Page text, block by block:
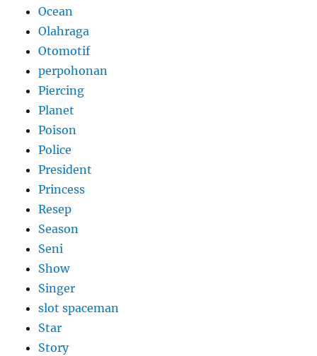
Ocean
Olahraga
Otomotif
perpohonan
Piercing
Planet
Poison
Police
President
Princess
Resep
Season
Seni
Show
Singer
slot spaceman
Star
Story